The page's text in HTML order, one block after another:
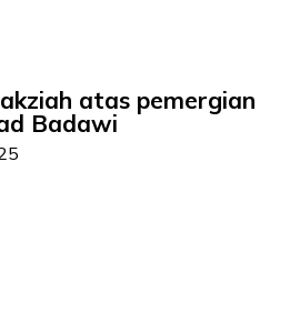
atas pemergian
Badawi